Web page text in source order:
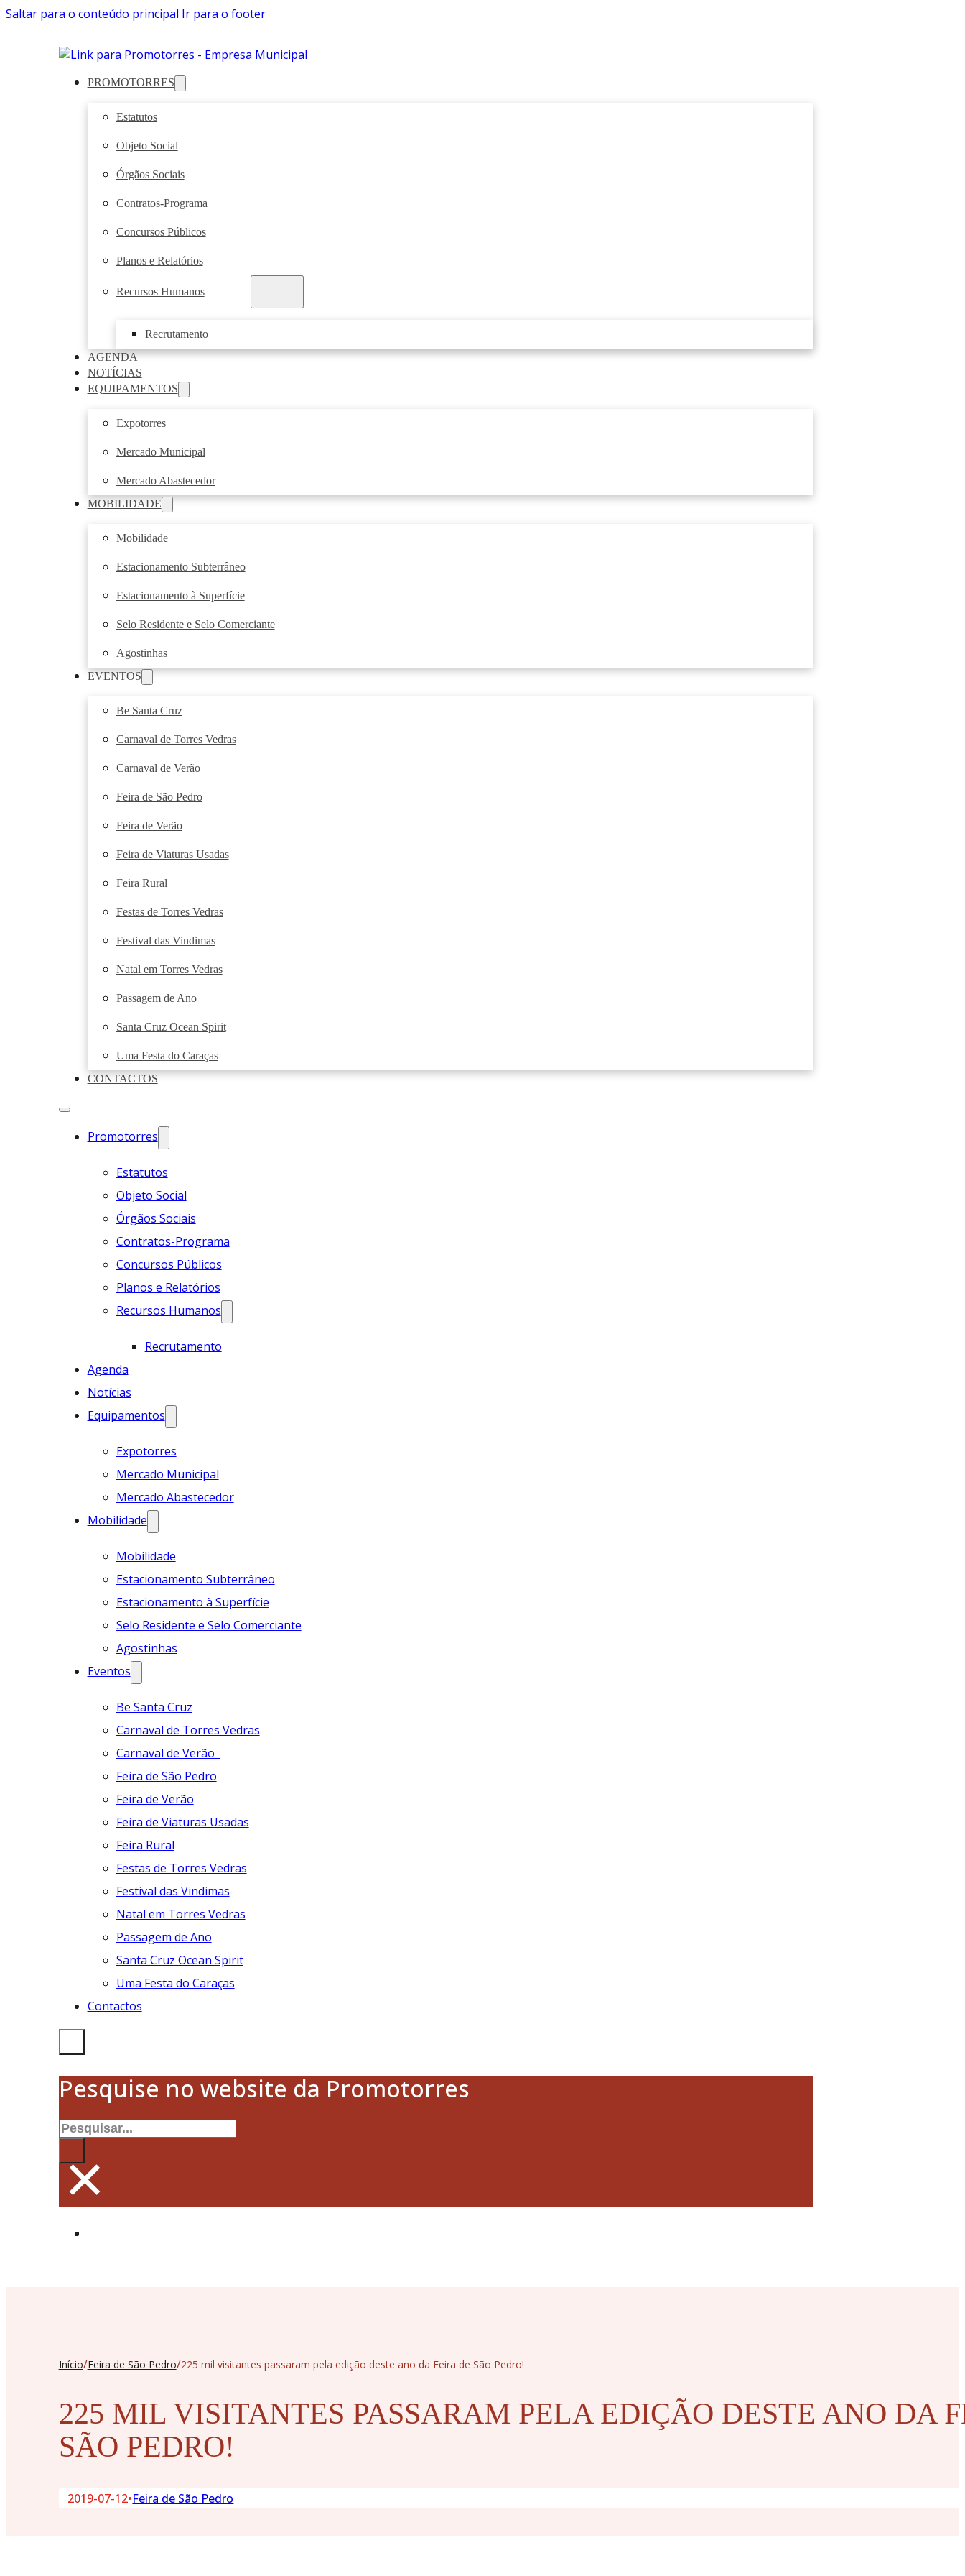
Saltar para o conteúdo principal Ir para o footer
PROMOTORRES
Estatutos
Objeto Social
Órgãos Sociais
Contratos-Programa
Concursos Públicos
Planos e Relatórios
Recursos Humanos
Recrutamento
AGENDA
NOTÍCIAS
EQUIPAMENTOS
Expotorres
Mercado Municipal
Mercado Abastecedor
MOBILIDADE
Mobilidade
Estacionamento Subterrâneo
Estacionamento à Superfície
Selo Residente e Selo Comerciante
Agostinhas
EVENTOS
Be Santa Cruz
Carnaval de Torres Vedras
Carnaval de Verão
Feira de São Pedro
Feira de Verão
Feira de Viaturas Usadas
Feira Rural
Festas de Torres Vedras
Festival das Vindimas
Natal em Torres Vedras
Passagem de Ano
Santa Cruz Ocean Spirit
Uma Festa do Caraças
CONTACTOS
Promotorres
Estatutos
Objeto Social
Órgãos Sociais
Contratos-Programa
Concursos Públicos
Planos e Relatórios
Recursos Humanos
Recrutamento
Agenda
Notícias
Equipamentos
Expotorres
Mercado Municipal
Mercado Abastecedor
Mobilidade
Mobilidade
Estacionamento Subterrâneo
Estacionamento à Superfície
Selo Residente e Selo Comerciante
Agostinhas
Eventos
Be Santa Cruz
Carnaval de Torres Vedras
Carnaval de Verão
Feira de São Pedro
Feira de Verão
Feira de Viaturas Usadas
Feira Rural
Festas de Torres Vedras
Festival das Vindimas
Natal em Torres Vedras
Passagem de Ano
Santa Cruz Ocean Spirit
Uma Festa do Caraças
Contactos
Pesquise no website da Promotorres
Pesquisar
×
Início/Feira de São Pedro/225 mil visitantes passaram pela edição deste ano da Feira de São Pedro!
225 MIL VISITANTES PASSARAM PELA EDIÇÃO DESTE ANO DA
SÃO PEDRO!
2019-07-12•Feira de São Pedro